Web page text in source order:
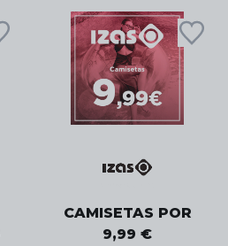
CAMISETAS POR
9,99 €